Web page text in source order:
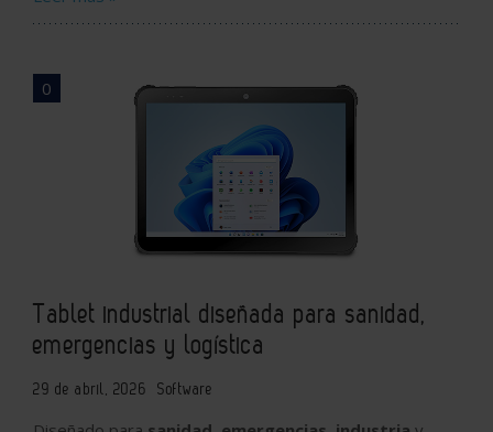
0
Tablet industrial diseñada para sanidad,
emergencias y logística
29 de abril, 2026 Software